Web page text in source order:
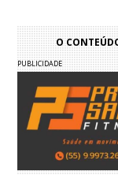
O
PUBLICIDADE